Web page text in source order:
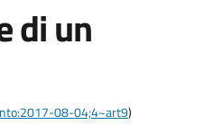
di un
08-04;4~art9)